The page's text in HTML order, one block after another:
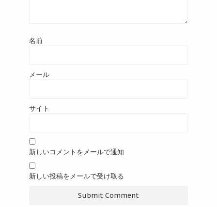
名前
メール
サイト
新しいコメントをメールで通知
新しい投稿をメールで受け取る